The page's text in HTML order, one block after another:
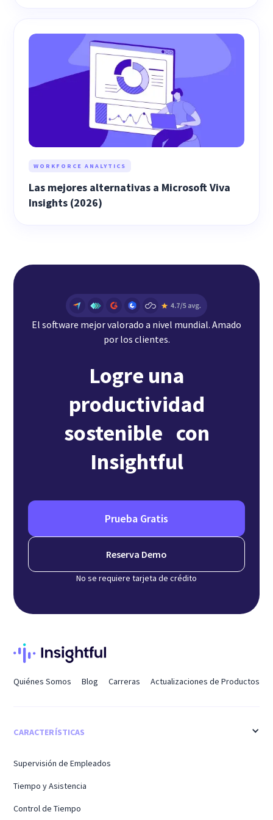
WORKFORCE ANALYTICS
Las mejores alternativas a Microsoft Viva
Insights (2026)
El software mejor valorado a nivel mundial. Amado
por los clientes.
Logre una
productividad
sostenible con
Insightful
Prueba Gratis
Reserva Demo
No se requiere tarjeta de crédito
Quiénes Somos Blog Carreras Actualizaciones de Productos
CARACTERÍSTICAS
Supervisión de Empleados
Tiempo y Asistencia
Control de Tiempo